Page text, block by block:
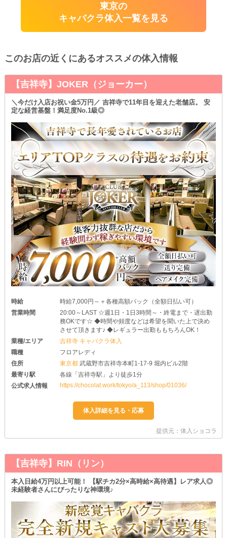
東京の
キャバクラ体入一覧を見る
このお店の近くにあるオススメの体入情報
【吉祥寺】JOKER（ジョーカー）
＼今だけ入店お祝い金5万円／ 吉祥寺で11年目を迎えた老舗店。 安
定な経営基盤！満足度No.1級◎
時給
時給7,000円～＋各種高額バック（全額日払い可）
営業時間
20:00～LAST ☆週1日・1日3時間～・終電まで・遅出勤
務OKです☆ ◆時間や頻度などは希望を聞いた上で決め
させて頂きます♪ ◆レギュラー出勤ももちろんOK！
業種/エリア
吉祥寺 キャバクラ体入
職種
フロアレディ
住所
東京都武蔵野市吉祥寺本町1-17-9 堀内ビル2階
最寄り駅
各線「吉祥寺駅」より徒歩1分
公式求人情報
https://chocolat.work/tokyo/a_113/shop/01036/
提供元：体入ショコラ
【吉祥寺】RIN（リン）
本入日給4万円以上可能！ 【駅チカ2分×高時給×高待遇】レア求人◎
未経験者さんにぴったりな神環境♪